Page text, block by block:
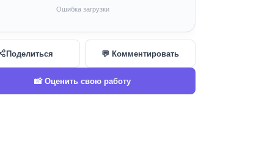
Ошибка загрузки
Поделиться 💬 Комментировать
📸 Оценить свою работу